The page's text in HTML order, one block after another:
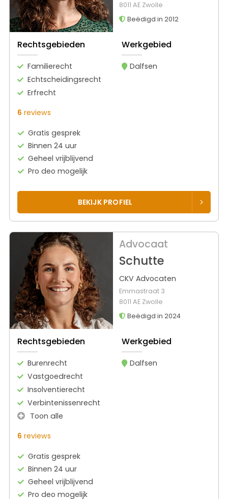
8011 AE Zwolle
Beëdigd in 2012
Rechtsgebieden
Familierecht
Echtscheidingsrecht
Erfrecht
Werkgebied
Dalfsen
6 reviews
Gratis gesprek
Binnen 24 uur
Geheel vrijblijvend
Pro deo mogelijk
BEKIJK PROFIEL
Advocaat
Schutte
CKV Advocaten
Emmastraat 3
8011 AE Zwolle
Beëdigd in 2024
Rechtsgebieden
Burenrecht
Vastgoedrecht
Insolventierecht
Verbintenissenrecht
Toon alle
Werkgebied
Dalfsen
6 reviews
Gratis gesprek
Binnen 24 uur
Geheel vrijblijvend
Pro deo mogelijk